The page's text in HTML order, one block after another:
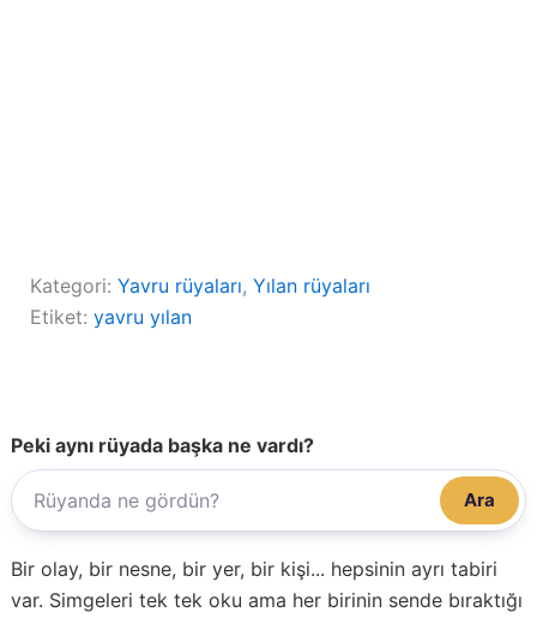
Kategori: Yavru rüyaları, Yılan rüyaları
Etiket: yavru yılan
Peki aynı rüyada başka ne vardı?
Ara
Bir olay, bir nesne, bir yer, bir kişi... hepsinin ayrı tabiri
var. Simgeleri tek tek oku ama her birinin sende bıraktığı